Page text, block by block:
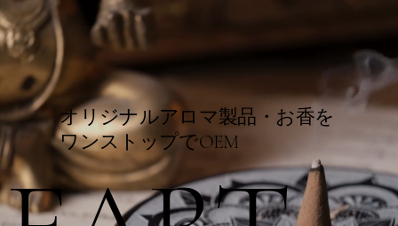
オリジナルアロマ製品・お香を
​ワンストップでOEM